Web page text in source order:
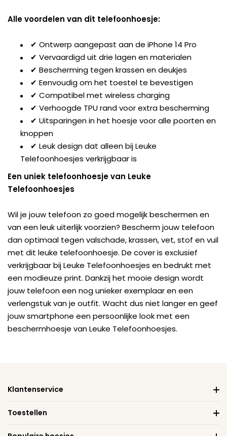
Alle voordelen van dit telefoonhoesje:
✔ Ontwerp aangepast aan de iPhone 14 Pro
✔ Vervaardigd uit drie lagen en materialen
✔ Bescherming tegen krassen en deukjes
✔ Eenvoudig om het toestel te bevestigen
✔ Compatibel met wireless charging
✔ Verhoogde TPU rand voor extra bescherming
✔ Uitsparingen in het hoesje voor alle poorten en
knoppen
✔ Leuk design dat alleen bij Leuke
Telefoonhoesjes verkrijgbaar is
Een uniek telefoonhoesje van Leuke
Telefoonhoesjes
Wil je jouw telefoon zo goed mogelijk beschermen en
van een leuk uiterlijk voorzien? Bescherm jouw telefoon
dan optimaal tegen valschade, krassen, vet, stof en vuil
met dit leuke telefoonhoesje. De cover is exclusief
verkrijgbaar bij Leuke Telefoonhoesjes en bedrukt met
een modieuze print. Dankzij het mooie design wordt
jouw telefoon een nog unieker exemplaar en een
verlengstuk van je outfit. Wacht dus niet langer en geef
jouw smartphone een persoonlijke look met een
beschermhoesje van Leuke Telefoonhoesjes.
Klantenservice
Toestellen